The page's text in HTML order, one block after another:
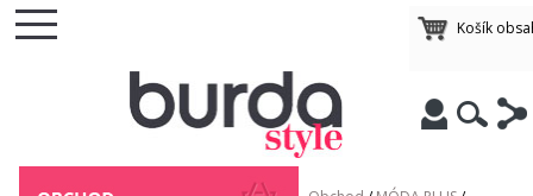
Košík